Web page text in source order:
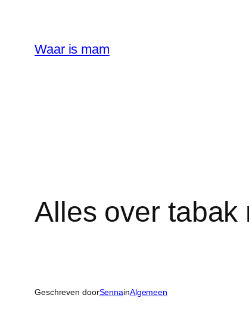
Waar is mam
Alles over tabak
Geschreven doorSennainAlgemeen